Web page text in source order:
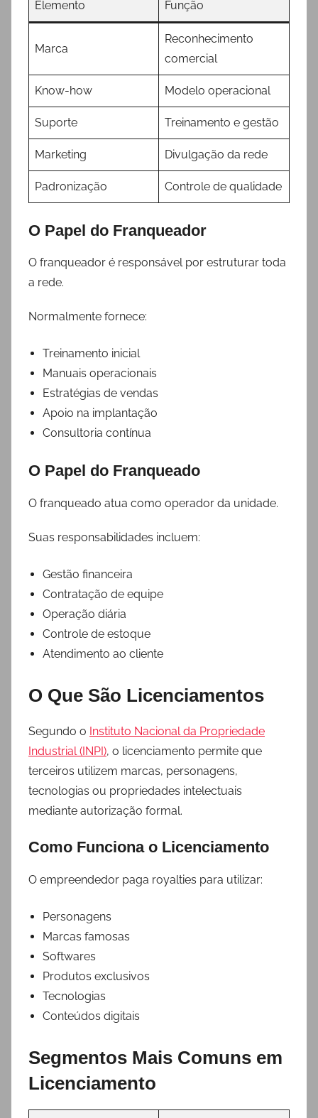
Elemento Função
Marca
Reconhecimento
comercial
Know-how Modelo operacional
Suporte Treinamento e gestão
Marketing Divulgação da rede
Padronização Controle de qualidade
O Papel do Franqueador
O franqueador é responsável por estruturar toda
a rede.
Normalmente fornece:
Treinamento inicial
Manuais operacionais
Estratégias de vendas
Apoio na implantação
Consultoria contínua
O Papel do Franqueado
O franqueado atua como operador da unidade.
Suas responsabilidades incluem:
Gestão financeira
Contratação de equipe
Operação diária
Controle de estoque
Atendimento ao cliente
O Que São Licenciamentos
Segundo o Instituto Nacional da Propriedade
Industrial (INPI), o licenciamento permite que
terceiros utilizem marcas, personagens,
tecnologias ou propriedades intelectuais
mediante autorização formal.
Como Funciona o Licenciamento
O empreendedor paga royalties para utilizar:
Personagens
Marcas famosas
Softwares
Produtos exclusivos
Tecnologias
Conteúdos digitais
Segmentos Mais Comuns em
Licenciamento